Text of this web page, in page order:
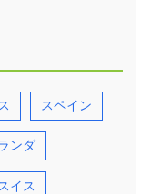
スペイン
ンダ
スイス